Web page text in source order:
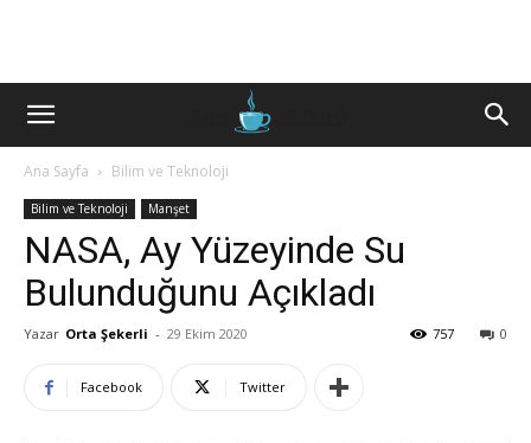
Ana Sayfa Bilim ve Teknoloji
Bilim ve Teknoloji Manşet
NASA, Ay Yüzeyinde Su
Bulunduğunu Açıkladı
Yazar Orta Şekerli - 29 Ekim 2020 0
757
Facebook Twitter